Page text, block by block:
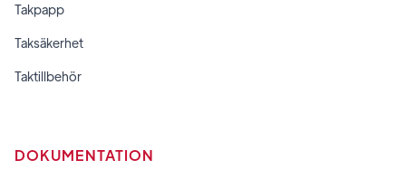
Takpapp
Taksäkerhet
Taktillbehör
DOKUMENTATION